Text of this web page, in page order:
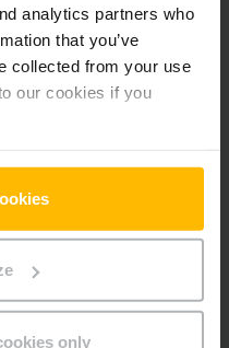
analytics partners who
that you’ve
collected from your use
our cookies if you
only
eine umfassende
Spezifikationen und
Säure, 24 V / 250 Ah